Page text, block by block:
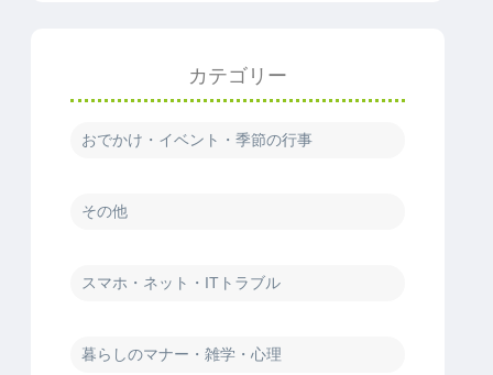
カテゴリー
おでかけ・イベント・季節の行事
その他
スマホ・ネット・ITトラブル
暮らしのマナー・雑学・心理